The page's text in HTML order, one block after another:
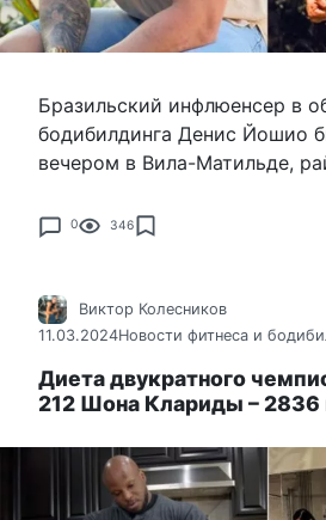
Бразильский инфлюенсер в
бодибилдинга Денис Йошио
вечером в Вила-Матильде,
0 346
Виктор Колесников
11.03.2024Новости фитнеса и
Диета двукратного
212 Шона Клариды – 2836